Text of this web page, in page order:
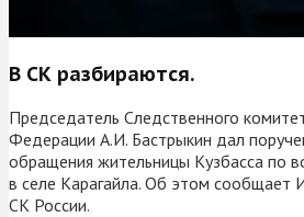
В СК разбираются.
Председатель Следственного
Федерации А.И. Бастрыкин дал
обращения жительницы Кузбасса по
в селе Карагайла. Об этом сообщает
СК России.